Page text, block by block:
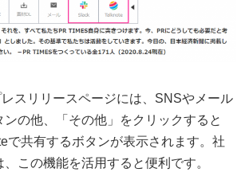
スリリースページには、SNSやメール
ンの他、「その他」をクリックすると
で共有するボタンが表示されます。社
この機能を活用すると便利です。